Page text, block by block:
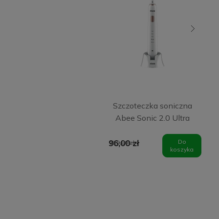
Szczoteczka soniczna
Abee Sonic 2.0 Ultra
96,00 zł
129,00 zł
Do
koszyka